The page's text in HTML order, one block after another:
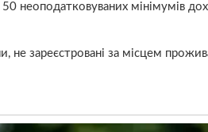
неоподатковуваних мінімумів
не зареєстровані за місцем